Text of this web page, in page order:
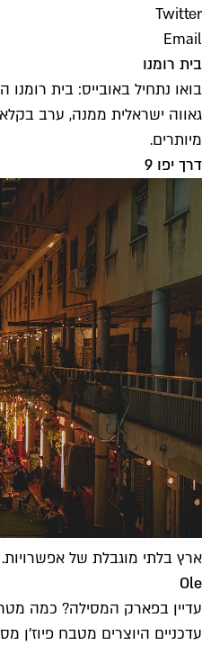
Twitter
Email
בית רומנו
בואו נתחיל באובייס: בית
גאווה ישראלית ממנה, ערב
מיותרים.
דרך יפו 9
ארץ בלתי מוגבלת של אפשרויות.
Ole
עדיין בפארק המסילה? כמה
עדכניים היוצרים מטבח